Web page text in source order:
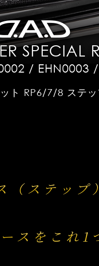
SPECIAL
/ EHN0003 /
ト RP6/7/8 ステ
（ステップ
スをこれ1